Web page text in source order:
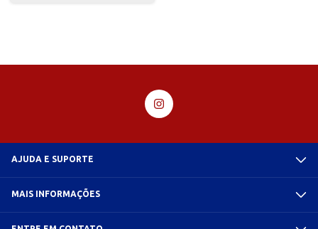
AJUDA E SUPORTE
MAIS INFORMAÇÕES